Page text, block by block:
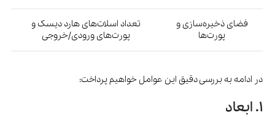
فضای ذخیره‌سازی و
پورت‌ها
تعداد اسلات‌های هارد دیسک و
پورت‌های ورودی/خروجی
در ادامه به بررسی دقیق این عوامل خواهیم پرداخت:
1. ابعاد